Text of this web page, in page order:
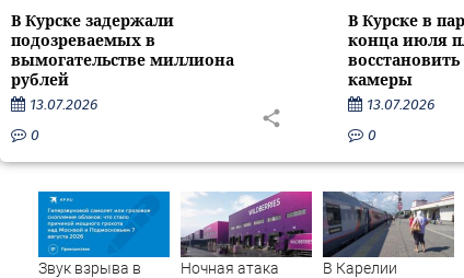
В Курске задержали
подозреваемых в
вымогательстве миллиона
рублей
13.07.2026
0
В Курске в
конца июля
камеры
13.07.2026
0
Звук взрыва в
Ночная атака
В Карелии